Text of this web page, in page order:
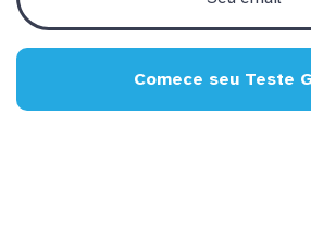
Comece seu Teste